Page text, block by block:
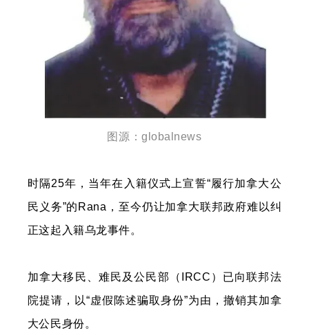
图源：globalnews
时隔25年，当年在入籍仪式上宣誓“履行加拿大公
民义务”的Rana，至今仍让加拿大联邦政府难以纠
正这起入籍乌龙事件。
加拿大移民、难民及公民部（IRCC）已向联邦法
院提请，以“虚假陈述骗取身份”为由，撤销其加拿
大公民身份。